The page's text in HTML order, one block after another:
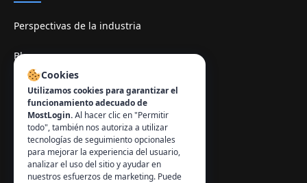
Perspectivas de la industria
Blog
Socios
Precios
Programa de referidos
historial de versiones
Cookies
Utilizamos cookies para garantizar el
funcionamiento adecuado de
MostLogin. Al hacer clic en "Permitir
todo", también nos autoriza a utilizar
tecnologías de seguimiento opcionales
para mejorar la experiencia del usuario,
analizar el uso del sitio y ayudar en
nuestros esfuerzos de marketing. Puede